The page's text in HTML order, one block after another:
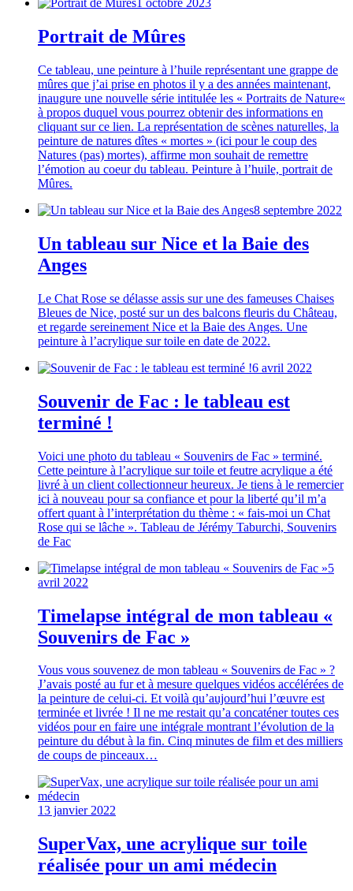
1 octobre 2023
Portrait de Mûres
Ce tableau, une peinture à l’huile représentant une grappe de
mûres que j’ai prise en photos il y a des années maintenant,
inaugure une nouvelle série intitulée les « Portraits de Nature«
à propos duquel vous pourrez obtenir des informations en
cliquant sur ce lien. La représentation de scènes naturelles, la
peinture de natures dîtes « mortes » (ici pour le coup des
Natures (pas) mortes), affirme mon souhait de remettre
l’émotion au coeur du tableau. Peinture à l’huile, portrait de
Mûres.
8 septembre 2022
Un tableau sur Nice et la Baie des
Anges
Le Chat Rose se délasse assis sur une des fameuses Chaises
Bleues de Nice, posté sur un des balcons fleuris du Château,
et regarde sereinement Nice et la Baie des Anges. Une
peinture à l’acrylique sur toile en date de 2022.
6 avril 2022
Souvenir de Fac : le tableau est
terminé !
Voici une photo du tableau « Souvenirs de Fac » terminé.
Cette peinture à l’acrylique sur toile et feutre acrylique a été
livré à un client collectionneur heureux. Je tiens à le remercier
ici à nouveau pour sa confiance et pour la liberté qu’il m’a
offert quant à l’interprétation du thème : « fais-moi un Chat
Rose qui se lâche ». Tableau de Jérémy Taburchi, Souvenirs
de Fac
5
avril 2022
Timelapse intégral de mon tableau «
Souvenirs de Fac »
Vous vous souvenez de mon tableau « Souvenirs de Fac » ?
J’avais posté au fur et à mesure quelques vidéos accélérées de
la peinture de celui-ci. Et voilà qu’aujourd’hui l’œuvre est
terminée et livrée ! Il ne me restait qu’a concaténer toutes ces
vidéos pour en faire une intégrale montrant l’évolution de la
peinture du début à la fin. Cinq minutes de film et des milliers
de coups de pinceaux…
13 janvier 2022
SuperVax, une acrylique sur toile
réalisée pour un ami médecin